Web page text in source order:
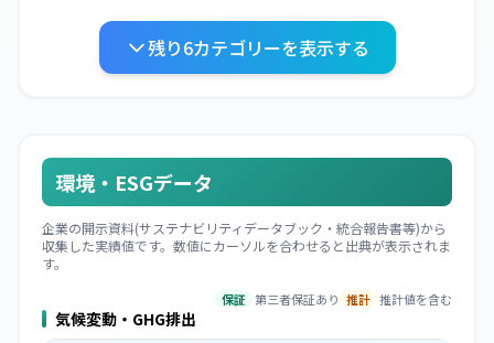
廃棄
残り6カテゴリーを表示する
環境・ESGデータ
企業の開示資料(サステナビリティデータブック・統合報告書等)から
収集した実績値です。数値にカーソルを合わせると出典が表示されま
す。
保証 第三者保証あり 推計 推計値を含む
気候変動・GHG排出